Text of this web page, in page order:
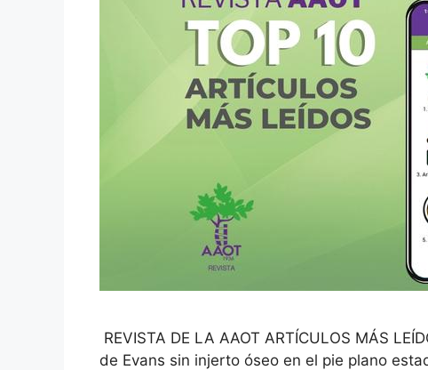
REVISTA DE LA AAOT ARTÍCULOS MÁS
de Evans sin injerto óseo en el pie plano